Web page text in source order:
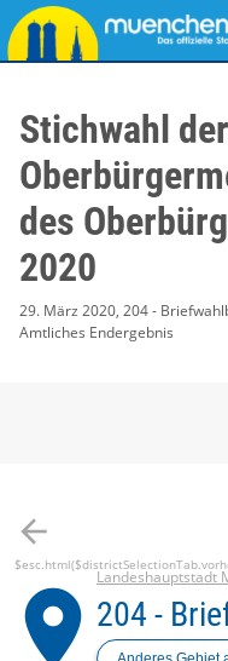
Stichwahl der
des
2020
29. März 2020, 204 -
Amtliches Endergebnis
arrow_back
place
Landeshauptstadt
204 -